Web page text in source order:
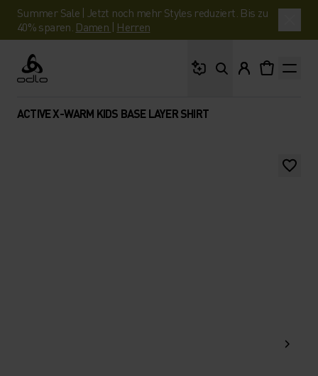
Summer Sale | Jetzt noch mehr Styles reduziert. Bis zu
40% sparen. Damen | Herren
Odlo
ACTIVE X-WARM KIDS BASE LAYER SHIRT